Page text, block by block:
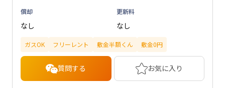
償却
なし
更新料
なし
ガスOK フリーレント 敷金半額くん 敷金0円
質問する お気に入り